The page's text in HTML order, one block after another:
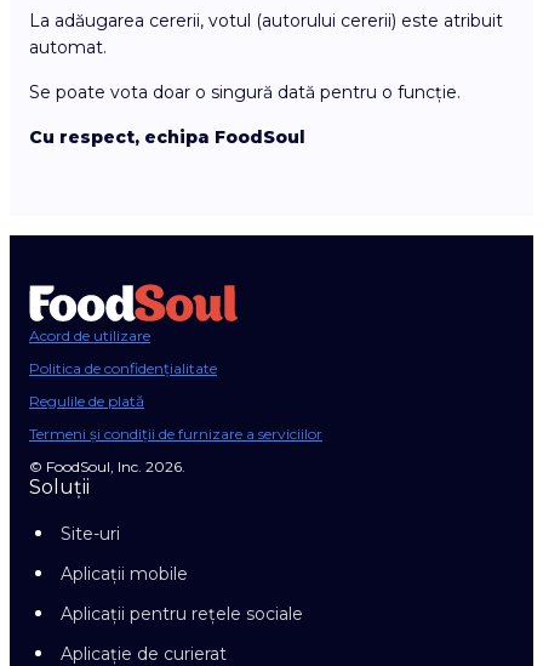
La adăugarea cererii, votul (autorului cererii) este atribuit
automat.
Se poate vota doar o singură dată pentru o funcție.
Cu respect, echipa FoodSoul
Acord de utilizare
Politica de confidențialitate
Regulile de plată
Termeni și condiții de furnizare a serviciilor
© FoodSoul, Inc. 2026.
Soluții
Site-uri
Aplicații mobile
Aplicații pentru rețele sociale
Aplicație de curierat